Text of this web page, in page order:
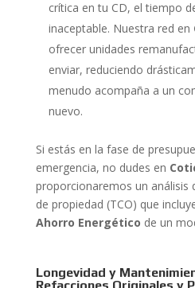
crítica en tu CD, el tiempo
inaceptable. Nuestra red en
ofrecer unidades
enviar, reduciendo
menudo acompaña a un
nuevo.
Si estás en la fase de
emergencia, no dudes en
proporcionaremos un
de propiedad (TCO) que
Ahorro Energético de un
Longevidad y